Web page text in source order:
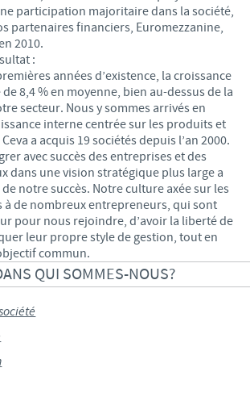
participation majoritaire dans la société,
partenaires financiers, Euromezzanine,
2010.
:
années d’existence, la croissance
8,4 % en moyenne, bien au-dessus de la
secteur. Nous y sommes arrivés en
interne centrée sur les produits et
a acquis 19 sociétés depuis l’an 2000.
avec succès des entreprises et des
dans une vision stratégique plus large a
notre succès. Notre culture axée sur les
à de nombreux entrepreneurs, qui sont
pour nous rejoindre, d’avoir la liberté de
leur propre style de gestion, tout en
commun.
QUI SOMMES-NOUS?